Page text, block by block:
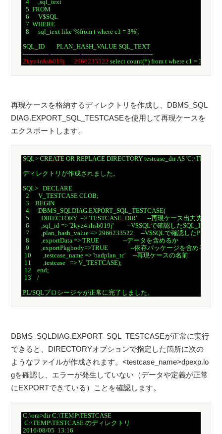
   4      ,sql_text
   5  FROM
   6      V$SQL
   7  WHERE
   8      sql_text like '%from t where c1 = 3%';
SQL_ID        PLAN_HASH_VALUE SQL_TEXT
------------- --------------- ------------------------------------
2kyz4nhsb019j
2966233522
再現ケースを格納するディレクトリを作成し、DBMS_SQL
DIAG.EXPORT_SQL_TESTCASEを使用して再現ケースを
エクスポートします。
SQL> CREATE OR REPLACE DIRECTORY testcase_dir AS
ディレクトリが作成されました。
SQL>   DECLARE
   2      V_TESTCASE CLOB;
   3    BEGIN
   4      DBMS_SQLDIAG.EXPORT_SQL_TESTCASE(
   5        DIRECTORY  => 'TESTCASE_DIR'       --再現ケース出力先
   6        ,sql_id => '2kyz4nhsb019j'         --V$SQLで確認したSQL_ID
7        ,plan_hash_value => 2966233522     --V$SQLで確認した
   8        ,exportData => TRUE                --データを含めるか
   9        ,exportPkgbody=>TRUE               --依存パッケージを含めるか
  10        ,testcase_name => 'badplan_tc'     --再現ケースの名前
  11        ,testcase   => V_TESTCASE);
  12    end;
  13    /
DBMS_SQLDIAG.EXPORT_SQL_TESTCASEが正常に実行
できると、DIRECTORYオプションで指定した箇所に次の
ようなファイルが作成されます。<testcase_name>dpexp.lo
gを確認し、エラーが発生していない（データや定義が正常
にEXPORTできている）ことを確認します。
C:\ora>dir C:\TEMP\TESTCASE
  C:\TEMP\TESTCASE のディレクトリ
2016/08/05  13:16